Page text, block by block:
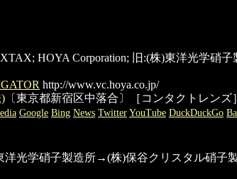
HOYA Corporation; 旧:(株)東洋光学
http://www.vc.hoya.co.jp/
〔東京都新宿区中落合〕［コンタクトレンズ］
Google Bing News Twitter YouTube DuckDuckGo
洋光学硝子製造所→(株)保谷クリスタル硝子